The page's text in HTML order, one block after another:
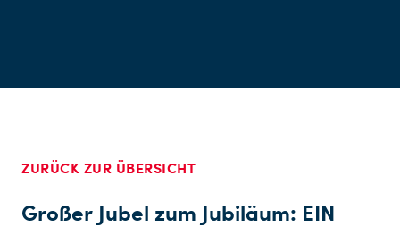
ZURÜCK ZUR ÜBERSICHT
Großer Jubel zum Jubiläum: EIN